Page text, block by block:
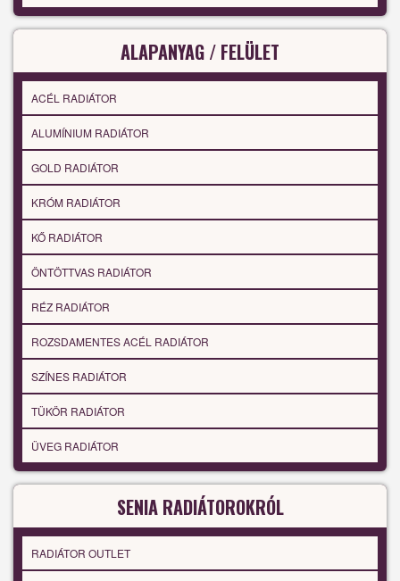
ALAPANYAG / FELÜLET
ACÉL RADIÁTOR
ALUMÍNIUM RADIÁTOR
GOLD RADIÁTOR
KRÓM RADIÁTOR
KŐ RADIÁTOR
ÖNTÖTTVAS RADIÁTOR
RÉZ RADIÁTOR
ROZSDAMENTES ACÉL RADIÁTOR
SZÍNES RADIÁTOR
TÜKÖR RADIÁTOR
ÜVEG RADIÁTOR
SENIA RADIÁTOROKRÓL
RADIÁTOR OUTLET